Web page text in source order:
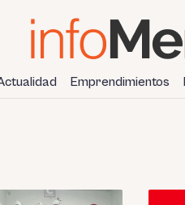
Emprendimientos